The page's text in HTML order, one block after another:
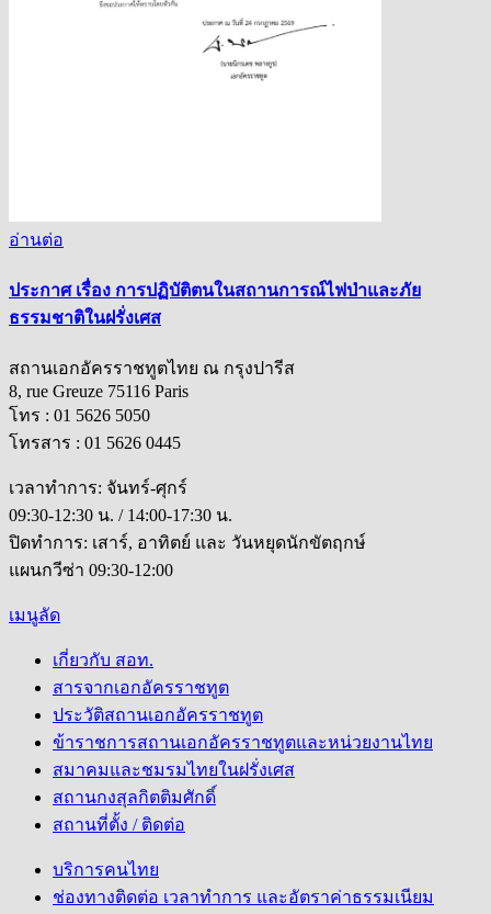
อ่านต่อ
ประกาศ เรื่อง การปฏิบัติตนในสถานการณ์ไฟป่าและภัย
ธรรมชาติในฝรั่งเศส
สถานเอกอัครราชทูตไทย ณ กรุงปารีส
8, rue Greuze 75116 Paris
โทร : 01 5626 5050
โทรสาร : 01 5626 0445
เวลาทำการ: จันทร์-ศุกร์
09:30-12:30 น. / 14:00-17:30 น.
ปิดทำการ: เสาร์, อาทิตย์ และ วันหยุดนักขัตฤกษ์
แผนกวีซ่า 09:30-12:00
เมนูลัด
เกี่ยวกับ สอท.
สารจากเอกอัครราชทูต
ประวัติสถานเอกอัครราชทูต
ข้าราชการสถานเอกอัครราชทูตและหน่วยงานไทย
สมาคมและชมรมไทยในฝรั่งเศส
สถานกงสุลกิตติมศักดิ์
สถานที่ตั้ง / ติดต่อ
บริการคนไทย
ช่องทางติดต่อ เวลาทำการ และอัตราค่าธรรมเนียม